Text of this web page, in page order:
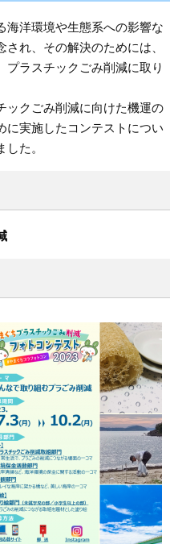
洋環境や生態系への影響な
れ、その解決のためには、
ラスチックごみ削減に取り
クごみ削減に向けた機運の
に実施したコンテストについ
た。